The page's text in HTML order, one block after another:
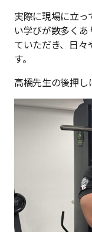
実際に現場に立
い学びが数多く
ていただき、日
す。
高橋先生の後押し